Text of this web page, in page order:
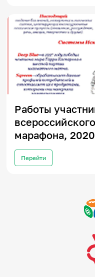
Работы
марафона, 2020
Перейти